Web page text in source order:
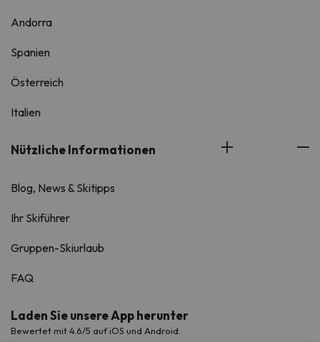
Andorra
Spanien
Österreich
Italien
Nützliche Informationen
Blog, News & Skitipps
Ihr Skiführer
Gruppen-Skiurlaub
FAQ
Laden Sie unsere App herunter
Bewertet mit 4.6/5 auf iOS und Android.